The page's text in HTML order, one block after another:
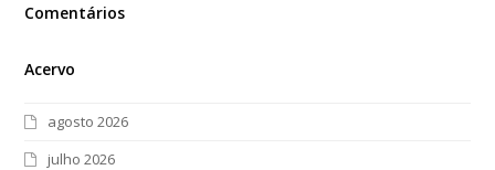
Comentários
Acervo
agosto 2026
julho 2026